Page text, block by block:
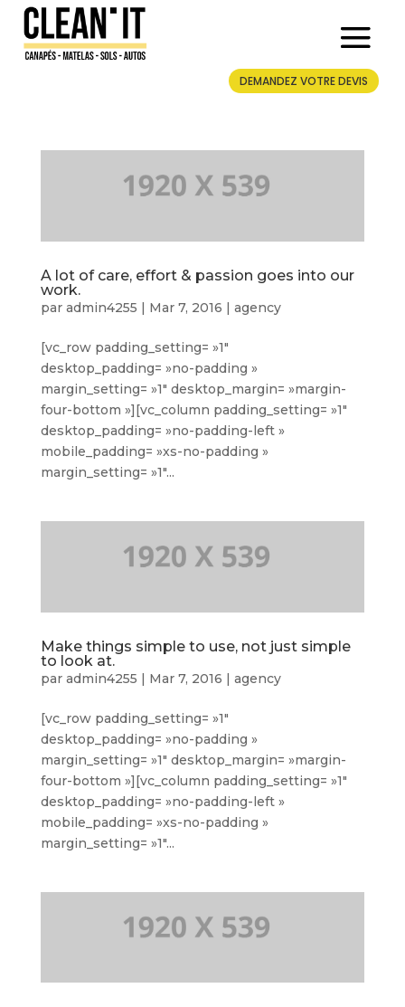
DEMANDEZ VOTRE DEVIS
A lot of care, effort & passion goes into our
work.
par admin4255 | Mar 7, 2016 | agency
[vc_row padding_setting= »1″
desktop_padding= »no-padding »
margin_setting= »1″ desktop_margin= »margin-
four-bottom »][vc_column padding_setting= »1″
desktop_padding= »no-padding-left »
mobile_padding= »xs-no-padding »
margin_setting= »1″...
Make things simple to use, not just simple
to look at.
par admin4255 | Mar 7, 2016 | agency
[vc_row padding_setting= »1″
desktop_padding= »no-padding »
margin_setting= »1″ desktop_margin= »margin-
four-bottom »][vc_column padding_setting= »1″
desktop_padding= »no-padding-left »
mobile_padding= »xs-no-padding »
margin_setting= »1″...